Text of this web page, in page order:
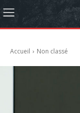
Accueil Non classé